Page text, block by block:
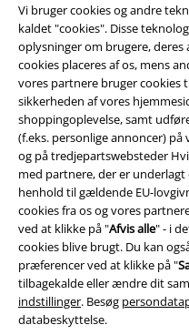
Vi bruger cookies og andre
kaldet "cookies". Disse
oplysninger om brugere,
cookies placeres af os, mens
vores partnere bruger cookies
sikkerheden af ​​vores
shoppingoplevelse, samt
(f.eks. personlige annoncer)
og på tredjepartswebsteder
med partnere, der er
henhold til gældende EU-
cookies fra os og vores
ved at klikke på "Afvis alle" - i
cookies blive brugt. Du kan
præferencer ved at klikke på "
tilbagekalde eller ændre dit
indstillinger. Besøg
databeskyttelse.
Juridisk
Salgs-, medlems- &
Om EMP Danmark
Persondatapolitik
Bortskaffelse af affald og
Overensstemmelseserklæring
Oplysninger om tilgængelighed